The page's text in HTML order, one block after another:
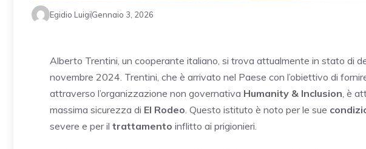
Egidio LuigiGennaio 3, 2026
Alberto Trentini, un cooperante italiano, si trova attualmente in stato di
novembre 2024. Trentini, che è arrivato nel Paese con l’obiettivo di
attraverso l’organizzazione non governativa Humanity & Inclusion, è
massima sicurezza di El Rodeo. Questo istituto è noto per le sue
severe e per il trattamento inflitto ai prigionieri.